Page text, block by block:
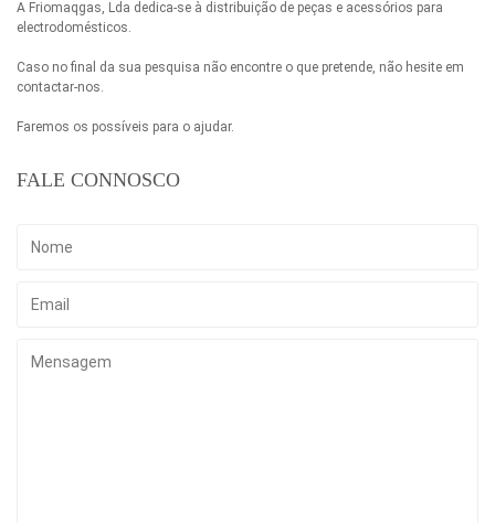
A Friomaqgas, Lda dedica-se à distribuição de peças e acessórios para
electrodomésticos.
Caso no final da sua pesquisa não encontre o que pretende, não hesite em
contactar-nos.
Faremos os possíveis para o ajudar.
FALE CONNOSCO